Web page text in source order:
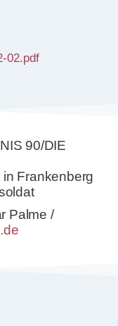
02.pdf
90/DIE
Frankenberg
Palme /